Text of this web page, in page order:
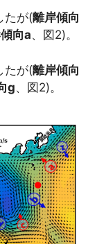
たが(離岸傾向
向a、図2)。
たが(離岸傾向
g、図2)。